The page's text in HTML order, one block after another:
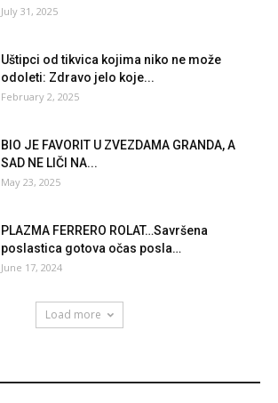
July 31, 2025
Uštipci od tikvica kojima niko ne može
odoleti: Zdravo jelo koje...
February 2, 2025
BIO JE FAVORIT U ZVEZDAMA GRANDA, A
SAD NE LIČI NA...
May 23, 2025
PLAZMA FERRERO ROLAT…Savršena
poslastica gotova očas posla…
June 17, 2024
Load more